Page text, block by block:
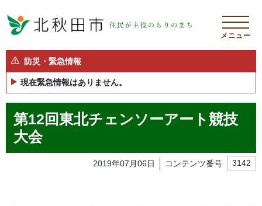
メニュー
防災・緊急情報
現在緊急情報はありません。
第12回東北チェンソーアート競技
大会
2019年07月06日 コンテンツ番号 3142